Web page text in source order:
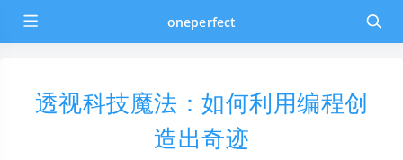
oneperfect
透视科技魔法：如何利用编程创
造出奇迹